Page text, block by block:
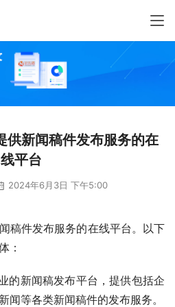
供新闻稿件发布服务的在
线平台
2024年6月3日 下午5:00
稿件发布服务的在线平台。以下
：
的新闻稿发布平台，提供包括企
闻等各类新闻稿件的发布服务。